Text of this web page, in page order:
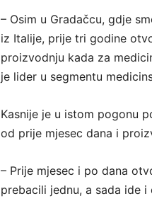
– Osim u Gradačcu, gdje
iz Italije, prije tri godine
proizvodnju kada za
je lider u segmentu
Kasnije je u istom pogonu
od prije mjesec dana i
– Prije mjesec i po dana
prebacili jednu, a sada ide